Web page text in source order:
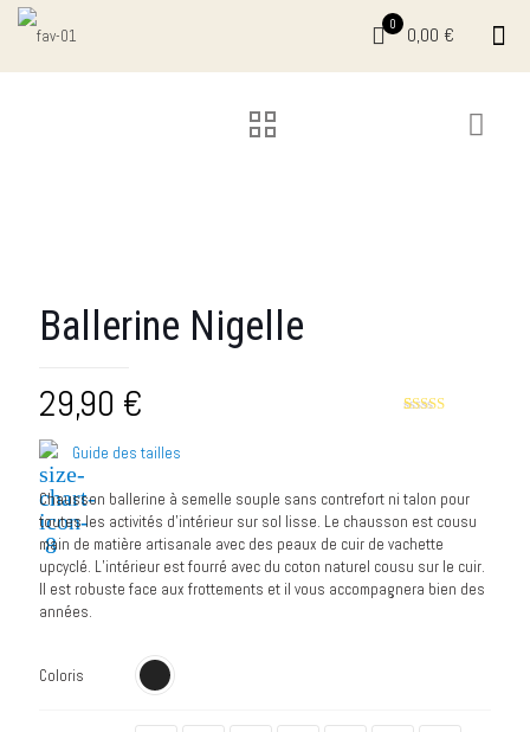
0 0,00 €
Ballerine Nigelle
29,90 €
Guide des tailles
Chausson ballerine à semelle souple sans contrefort ni talon pour
toutes les activités d’intérieur sur sol lisse. Le chausson est cousu
main de matière artisanale avec des peaux de cuir de vachette
upcyclé. L’intérieur est fourré avec du coton naturel cousu sur le cuir.
Il est robuste face aux frottements et il vous accompagnera bien des
années.
Coloris